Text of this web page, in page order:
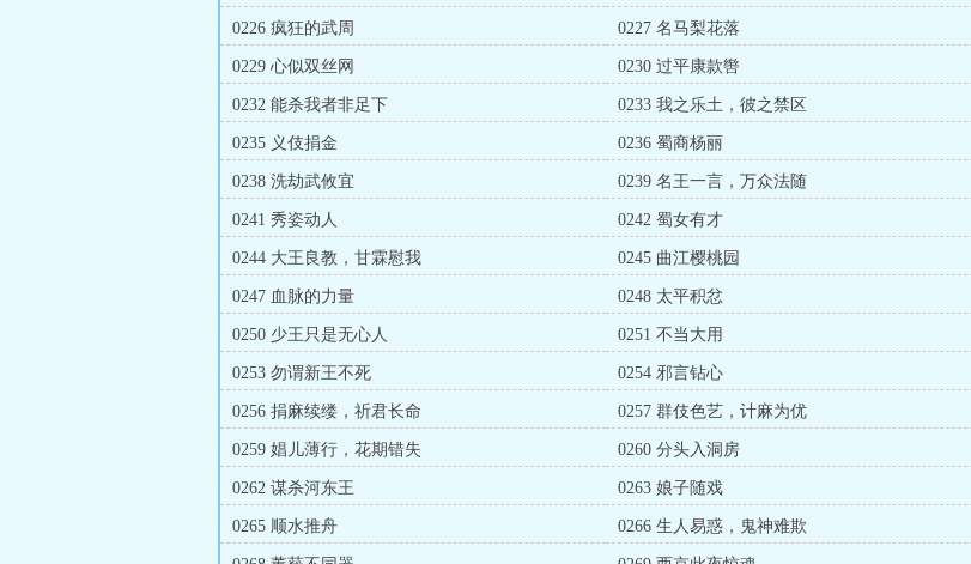
0226 疯狂的武周 0227 名马梨花落
0229 心似双丝网 0230 过平康款辔
0232 能杀我者非足下 0233 我之乐土，彼之禁区
0235 义伎捐金 0236 蜀商杨丽
0238 洗劫武攸宜 0239 名王一言，万众法随
0241 秀姿动人 0242 蜀女有才
0244 大王良教，甘霖慰我 0245 曲江樱桃园
0247 血脉的力量 0248 太平积忿
0250 少王只是无心人 0251 不当大用
0253 勿谓新王不死 0254 邪言钻心
0256 捐麻续缕，祈君长命 0257 群伎色艺，计麻为优
0259 娼儿薄行，花期错失 0260 分头入洞房
0262 谋杀河东王 0263 娘子随戏
0265 顺水推舟 0266 生人易惑，鬼神难欺